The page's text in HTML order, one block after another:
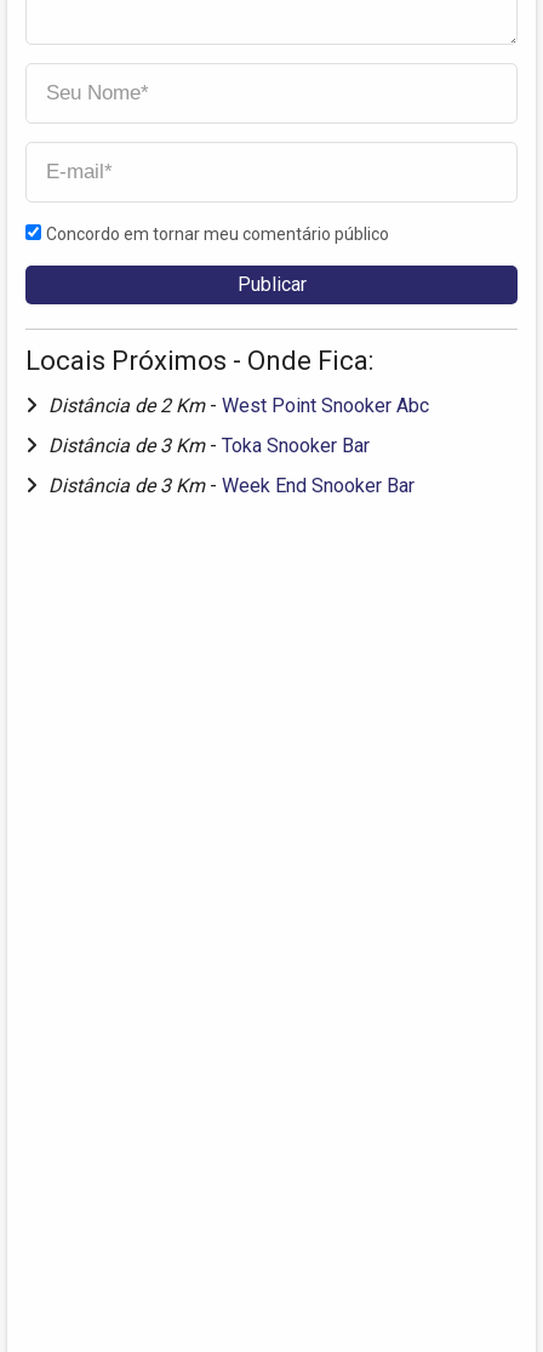
Concordo em tornar meu comentário público
Locais Próximos - Onde Fica:
Distância de 2 Km - West Point Snooker Abc
Distância de 3 Km - Toka Snooker Bar
Distância de 3 Km - Week End Snooker Bar